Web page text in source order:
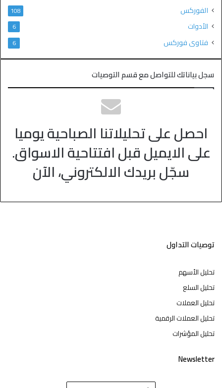
الفوركس
108
الأدوات 6
فتاوى فوركس 6
سجل بياناتك للتواصل مع قسم التوصيات
احصل على تحليلاتنا الصباحية يوميا
على الايميل قبل افتتاحية الاسواق.
سجّل بريدك الالكتروني، الآن
توصيات التداول
تحليل الأسهم
تحليل السلع
تحليل العملات
تحليل العملات الرقمية
تحليل المؤشرات
Newsletter